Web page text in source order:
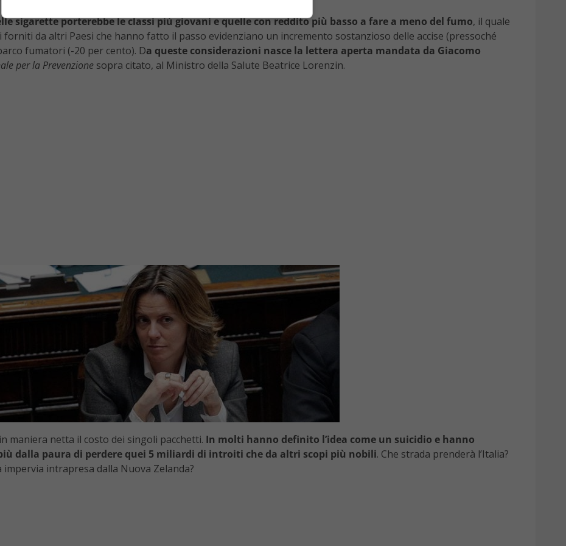
sigarette porterebbe le classi più giovani e quelle con reddito più basso a fare a meno del fumo, il quale
da altri Paesi che hanno fatto il passo evidenziano un incremento sostanzioso delle accise (pressoché
fumatori (-20 per cento). Da queste considerazioni nasce la lettera aperta mandata da Giacomo
per la Prevenzione sopra citato, al Ministro della Salute Beatrice Lorenzin.
maniera netta il costo dei singoli pacchetti. In molti hanno definito l’idea come un suicidio e hanno
dalla paura di perdere quei 5 miliardi di introiti che da altri scopi più nobili. Che strada prenderà l’Italia?
intrapresa dalla Nuova Zelanda?